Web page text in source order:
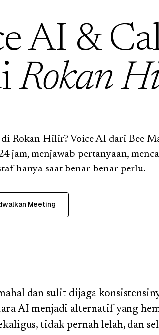
AI &
Rokan
Rokan Hilir? Voice AI dari Bee
jam, menjawab pertanyaan,
hanya saat benar-benar perlu.
Meeting
dan sulit dijaga
AI menjadi alternatif yang
tidak pernah lelah, dan